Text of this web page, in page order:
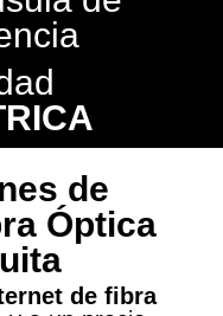
de
Óptica
de fibra